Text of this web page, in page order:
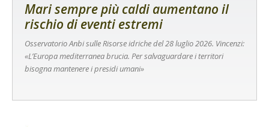
Mari sempre più caldi aumentano il
rischio di eventi estremi
Osservatorio Anbi sulle Risorse idriche del 28 luglio 2026. Vincenzi:
«L’Europa mediterranea brucia. Per salvaguardare i territori
bisogna mantenere i presidi umani»